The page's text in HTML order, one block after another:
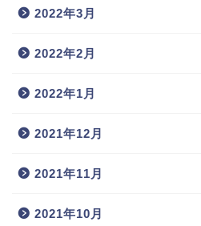
2022年3月
2022年2月
2022年1月
2021年12月
2021年11月
2021年10月